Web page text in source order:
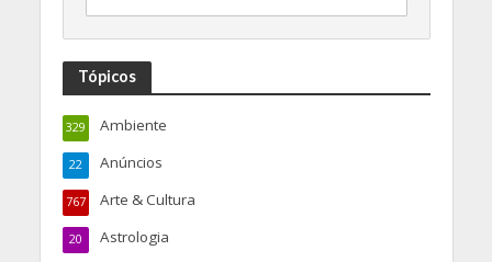
Tópicos
Ambiente
329
Anúncios
22
Arte & Cultura
767
Astrologia
20